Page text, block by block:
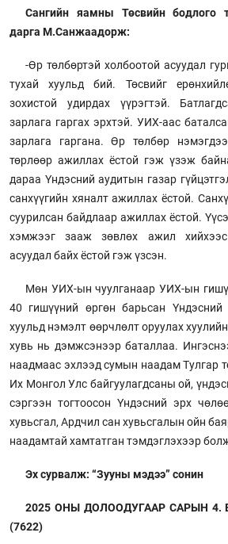
Сангийн яамны Төсвийн бодлого
дарга М.Санжаадорж:
-Өр төлбөртэй холбоотой асуудал
тухай хуульд бий. Төсвийг
зохистой удирдах үүрэгтэй.
зарлага гаргах эрхтэй. УИХ-аас
зарлага гаргана. Өр төлбөр
төрлөөр ажиллах ёстой гэж үзэж
дараа Үндэсний аудитын газар
санхүүгийн хяналт ажиллах ёстой.
суурилсан байдлаар ажиллах ёстой.
хэмжээг зааж зөвлөх ажил
асуудал байх ёстой гэж үзсэн.
Мөн УИХ-ын чуулганаар УИХ-ын
40 гишүүний өргөн барьсан
хуульд нэмэлт өөрчлөлт оруулах
хувь нь дэмжсэнээр баталлаа.
наадмаас эхлээд сумын наадам Тулгар
Их Монгол Улс байгуулагдсаны ой,
сэргээн тогтоосон Үндэсний эрх
хувьсгал, Ардчил сан хувьсгалын ойн
наадамтай хамтатган тэмдэглэхээр
Эх сурвалж: “Зууны мэдээ” сонин
2025 ОНЫ ДОЛООДУГААР САРЫН 4.
(7622)